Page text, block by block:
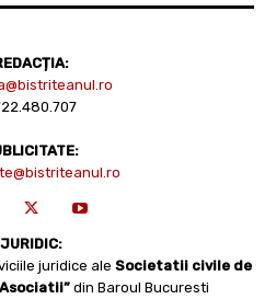
JURIDIC:
juridice ale Societatii civile de
din Baroul Bucuresti